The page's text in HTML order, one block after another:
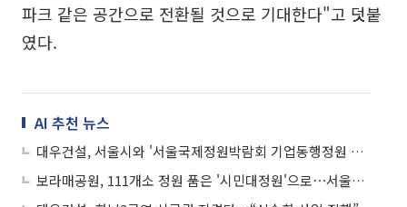
파크 같은 공간으로 전환될 것으로 기대한다"고 덧붙
였다.
AI 추천 뉴스
대우건설, 서울시와 '서울국제정원박람회 기업동행정원 조성' MOU 체결
보라매공원, 111개소 정원 품은 '시민대정원'으로⋯서울국제정원박람회 개최